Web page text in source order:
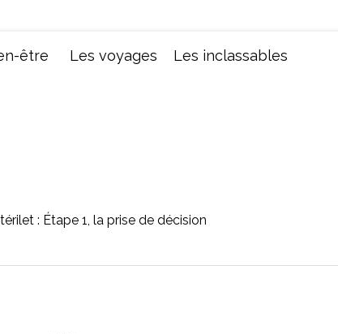
être Les voyages Les inclassables
: Étape 1, la prise de décision